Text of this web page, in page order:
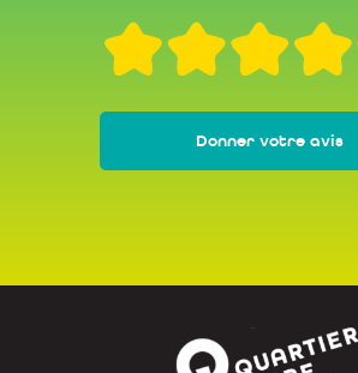
Donner votre avis